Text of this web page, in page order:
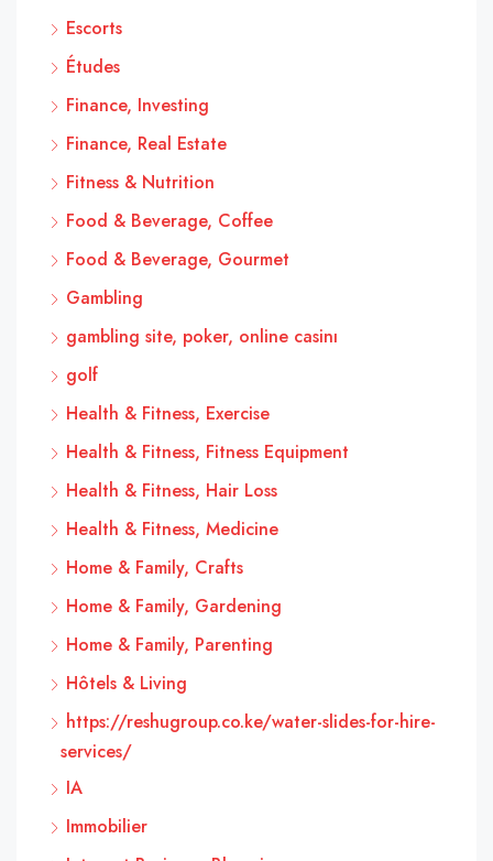
Escorts
Études
Finance, Investing
Finance, Real Estate
Fitness & Nutrition
Food & Beverage, Coffee
Food & Beverage, Gourmet
Gambling
gambling site, poker, online casinı
golf
Health & Fitness, Exercise
Health & Fitness, Fitness Equipment
Health & Fitness, Hair Loss
Health & Fitness, Medicine
Home & Family, Crafts
Home & Family, Gardening
Home & Family, Parenting
Hôtels & Living
https://reshugroup.co.ke/water-slides-for-hire-
services/
IA
Immobilier